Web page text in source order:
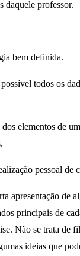
daquele professor.
bem definida.
todos os
elementos de
pessoal de
apresentação de
principais de
Não se trata de
ideias que